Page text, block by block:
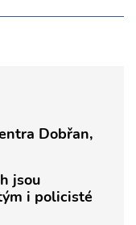
Dobřan,
jsou
i policisté